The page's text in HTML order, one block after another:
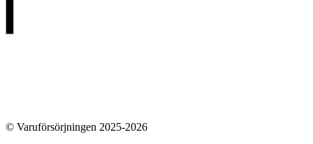
© Varuförsörjningen 2025-2026